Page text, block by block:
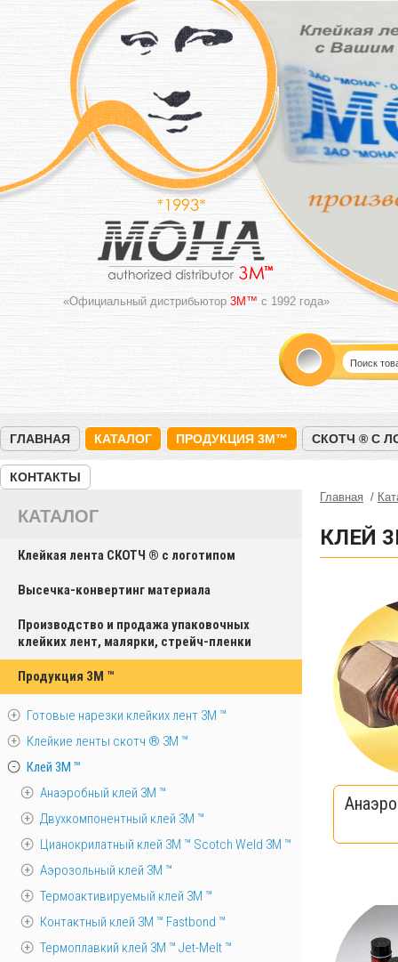
«Официальный дистрибьютор 3M™ с 1992 года»
ГЛАВНАЯ КАТАЛОГ ПРОДУКЦИЯ 3M™ СКОТЧ ® С
КОНТАКТЫ
Главная
КЛЕЙ
КАТАЛОГ
Клейкая лента СКОТЧ ® с логотипом
Высечка-конвертинг материала
Производство и продажа упаковочных
клейких лент, малярки, стрейч-пленки
Продукция 3M ™
Готовые нарезки клейких лент 3M ™
Клейкие ленты скотч ® 3M ™
Клей 3М ™
Анаэробный клей 3M ™
Двухкомпонентный клей 3M ™
Цианокрилатный клей 3М ™ Scotch Weld 3М ™
Аэрозольный клей 3M ™
Термоактивируемый клей 3М ™
Контактный клей 3М ™ Fastbond ™
Термоплавкий клей 3М ™ Jet-Melt ™